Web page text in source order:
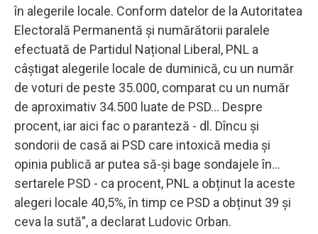
în alegerile locale. Conform datelor de la Autoritatea
Electorală Permanentă și numărătorii paralele
efectuată de Partidul Național Liberal, PNL a
câștigat alegerile locale de duminică, cu un număr
de voturi de peste 35.000, comparat cu un număr
de aproximativ 34.500 luate de PSD... Despre
procent, iar aici fac o paranteză - dl. Dîncu și
sondorii de casă ai PSD care intoxică media și
opinia publică ar putea să-și bage sondajele în...
sertarele PSD - ca procent, PNL a obținut la aceste
alegeri locale 40,5%, în timp ce PSD a obținut 39 și
ceva la sută”, a declarat Ludovic Orban.